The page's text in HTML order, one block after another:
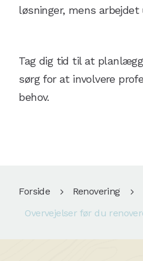
løsninger, mens arbejdet
Tag dig tid til at
sørg for at involvere
behov.
Forside 5 Renovering 5
Overvejelser før du